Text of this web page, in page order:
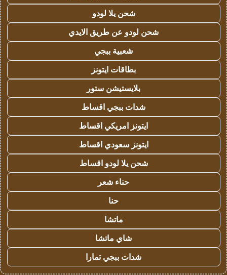
شحن يلا لودو
شحن لودو عن طريق الايدي
شعبية ببجي
بطاقات ايتونز
بلايستيشن ستور
شدات ببجي اقساط
ايتونز امريكي اقساط
ايتونز سعودي اقساط
شحن يلا لودو اقساط
حناء شعر
حنا
ماتشا
شاي ماتشا
شدات ببجي تمارا